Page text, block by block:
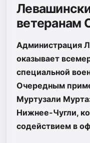
ветеранам
Администрация
оказывает
специальной
Очередным
Муртузали
Нижнее-Чугли,
содействием в